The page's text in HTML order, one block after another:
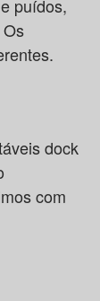
puídos,
dock
com